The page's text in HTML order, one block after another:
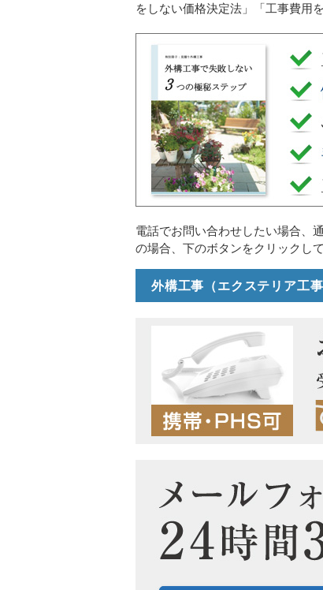
をしない価格決定法」「工事費用
電話でお問い合わせしたい場合、
の場合、下のボタンをクリックし
外構工事（エクステリア工